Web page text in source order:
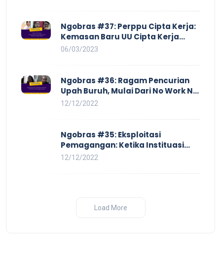
Ngobras #37: Perppu Cipta Kerja:
Kemasan Baru UU Cipta Kerja
yang Semakin Merugikan Buruh
06/03/2023
Ngobras #36: Ragam Pencurian
Upah Buruh, Mulai Dari No Work No
Pay Hingga Skorsing
12/12/2022
Ngobras #35: Eksploitasi
Pemagangan: Ketika Instituasi
Pendidikan Tunduk pada Hilir
12/12/2022
Load More